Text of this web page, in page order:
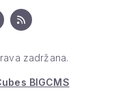
zadržana.
BIGCMS